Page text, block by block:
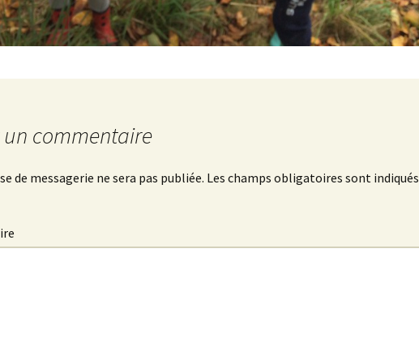
un commentaire
de messagerie ne sera pas publiée. Les champs obligatoires sont indiqués